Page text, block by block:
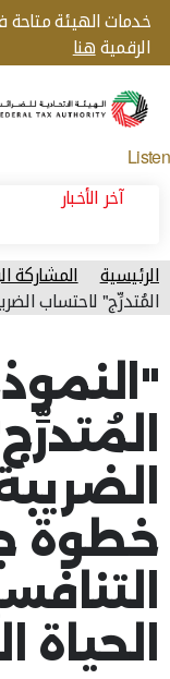
خدمات الهيئة
الرقميةهنا
Logo
Listen
آخر الأخبار
الرئيسية المشاركة
المُتدرِّج" لاحتساب
خطوة